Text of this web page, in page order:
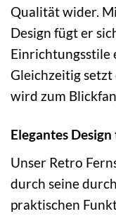
Qualität wider.
Design fügt er
Einrichtungsstile
Gleichzeitig
wird zum
Elegantes
Unser Retro
durch seine
praktischen